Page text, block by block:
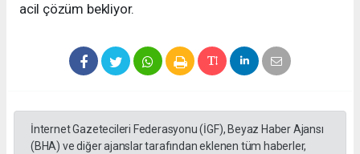
acil çözüm bekliyor.
İnternet Gazetecileri Federasyonu (İGF), Beyaz Haber Ajansı
(BHA) ve diğer ajanslar tarafından eklenen tüm haberler,